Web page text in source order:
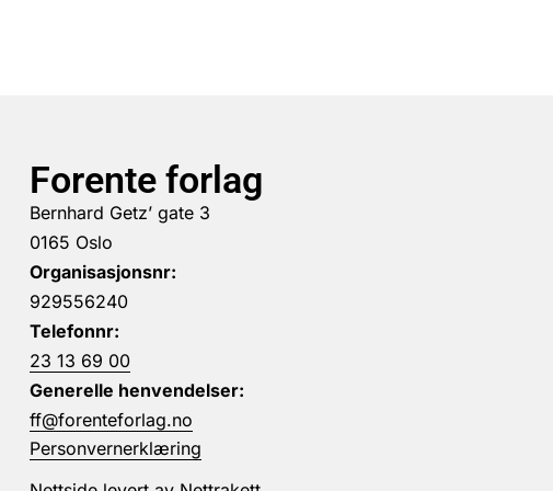
Forente forlag
Bernhard Getz’ gate 3
0165 Oslo
Organisasjonsnr:
929556240
Telefonnr:
23 13 69 00
Generelle henvendelser:
ff@forenteforlag.no
Personvernerklæring